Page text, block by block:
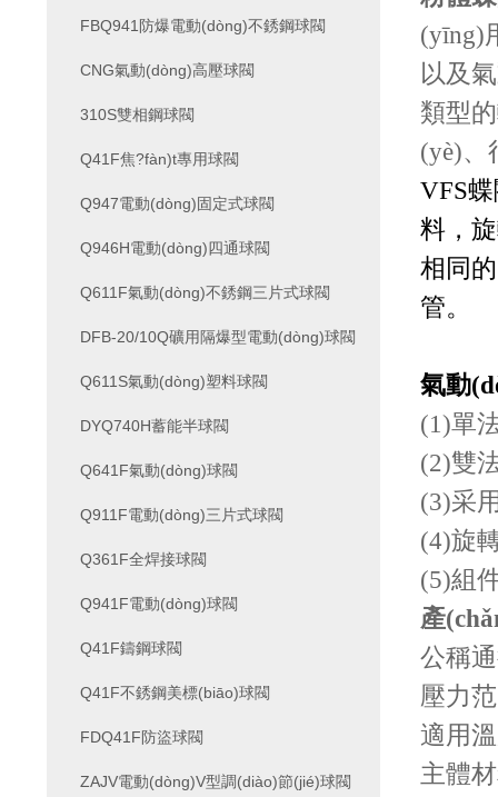
(yīng)
以及
類型
(yè)、
VFS
料，
相同
管。
氣動
(1)單
(2)雙
(3)采
(4)旋
(5)組
產
公稱
壓力
適用
主體
FBQ941防爆電動(dòng)不銹鋼球閥
CNG氣動(dòng)高壓球閥
310S雙相鋼球閥
Q41F焦?fàn)t專用球閥
Q947電動(dòng)固定式球閥
Q946H電動(dòng)四通球閥
Q611F氣動(dòng)不銹鋼三片式球閥
DFB-20/10Q礦用隔爆型電動(dòng)球閥
Q611S氣動(dòng)塑料球閥
DYQ740H蓄能半球閥
Q641F氣動(dòng)球閥
Q911F電動(dòng)三片式球閥
Q361F全焊接球閥
Q941F電動(dòng)球閥
Q41F鑄鋼球閥
Q41F不銹鋼美標(biāo)球閥
FDQ41F防盜球閥
ZAJV電動(dòng)V型調(diào)節(jié)球閥